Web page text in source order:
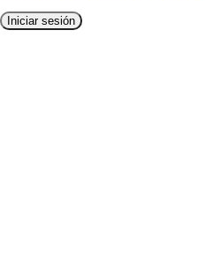
Iniciar sesión